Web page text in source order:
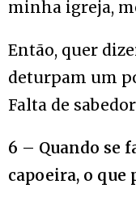
minha igreja,
Então, quer
deturpam um
Falta de
6 – Quando se
capoeira, o que